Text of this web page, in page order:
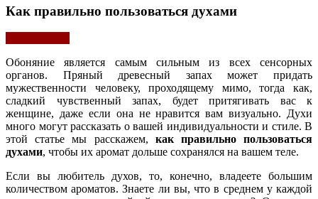
Как правильно пользоваться духами
Обоняние является самым сильным из всех сенсорных
органов. Пряный древесный запах может придать
мужественности человеку, проходящему мимо, тогда как,
сладкий чувственный запах, будет притягивать вас к
женщине, даже если она не нравится вам визуально. Духи
много могут рассказать о вашей индивидуальности и стиле. В
этой статье мы расскажем, как правильно пользоваться
духами, чтобы их аромат дольше сохранялся на вашем теле.
Если вы любитель духов, то, конечно, владеете большим
количеством ароматов. Знаете ли вы, что в среднем у каждой